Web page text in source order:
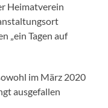
Heimatverein
„ein Tagen auf
im März 2020
ausgefallen